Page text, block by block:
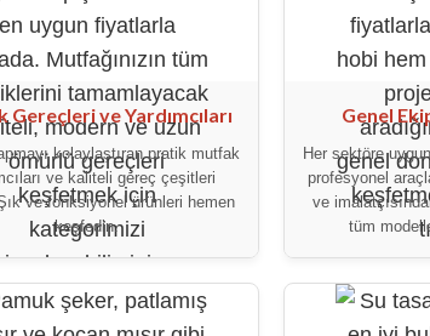
ve Yardımcıları
kolaylaştıran pratik mutfak
ve kaliteli gereç çeşitleri
ve fonksiyonel ürünleri hemen
keşfedin.
Genel
Her sektöre
profesyonel
ve
tüm